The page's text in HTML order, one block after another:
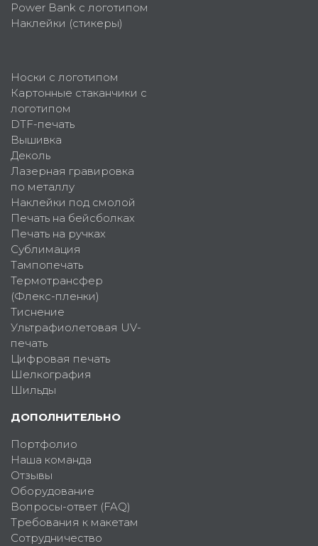
Power Bank с логотипом
Наклейки (стикеры)
Носки с логотипом
Картонные стаканчики с
логотипом
DTF-печать
Вышивка
Деколь
Лазерная гравировка
по металлу
Наклейки под смолой
Печать на бейсболках
Печать на ручках
Сублимация
Тампопечать
Термотрансфер
(Флекс-пленки)
Тиснение
Ультрафиолетовая UV-
печать
Цифровая печать
Шелкография
Шильды
ДОПОЛНИТЕЛЬНО
Портфолио
Наша команда
Отзывы
Оборудование
Вопросы-ответ (FAQ)
Требования к макетам
Сотрудничество